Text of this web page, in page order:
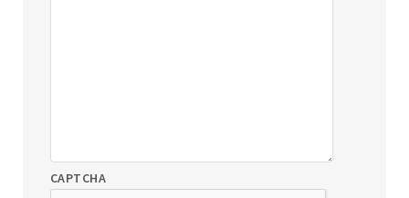
CAPTCHA